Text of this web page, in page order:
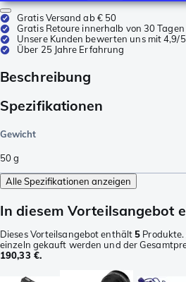
Gratis Versand ab € 50
Gratis Retoure innerhalb von 30
Unsere Kunden bewerten uns mit 4,9/5
Über 25 Jahre Erfahrung
Beschreibung
Spezifikationen
Gewicht
50g
Alle Spezifikationen anzeigen
In diesem Vorteilsangebot
Dieses Vorteilsangebot enthält5
einzeln gekauft werden und der
190,33 €.